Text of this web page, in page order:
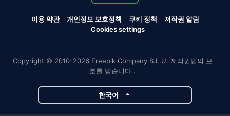
이용 약관 개인정보 보호정책 쿠키 정책
저작권 알림
Cookies settings
Copyright © 2010-2026 Freepik Company S.L.U. 저작권법의 보
호를 받습니다..
한국어